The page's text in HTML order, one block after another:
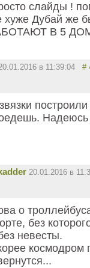
слайды !
хуже Дубай же
В 5
в 11:39:04 #
Надеюсь
20.01.2016 в
о
без
невесты.
космодром